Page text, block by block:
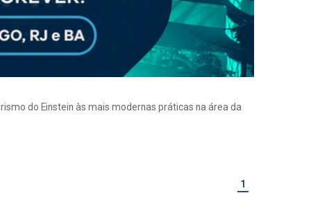
do Einstein às mais modernas práticas na área da
1